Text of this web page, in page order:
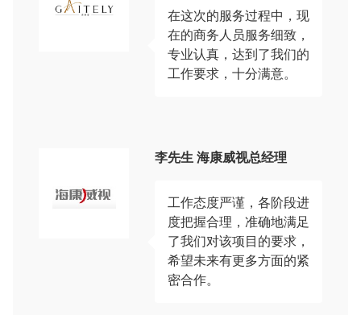
在这次的服务过程中，现
在的商务人员服务细致，
专业认真，达到了我们的
工作要求，十分满意。
李先生 海康威视总经理
工作态度严谨，各阶段进
度把握合理，准确地满足
了我们对该项目的要求，
希望未来有更多方面的紧
密合作。